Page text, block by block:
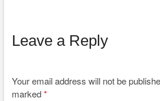
Leave a Reply
Your email address will not be
marked*